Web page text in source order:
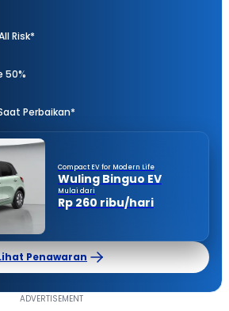
Risk*
50%
Perbaikan*
Compact EV for Modern Life
Wuling Binguo EV
Mulai dari
Rp 260 ribu/hari
Penawaran